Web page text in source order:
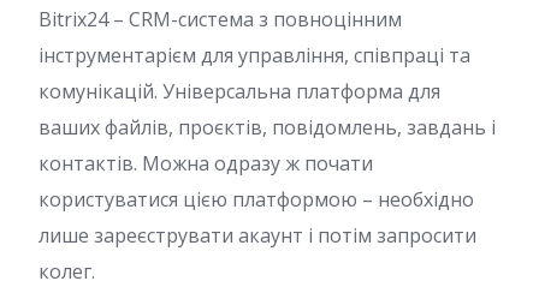
Bitrix24 – CRM-система з повноцінним
інструментарієм для управління, співпраці та
комунікацій. Універсальна платформа для
ваших файлів, проєктів, повідомлень, завдань і
контактів. Можна одразу ж почати
користуватися цією платформою – необхідно
лише зареєструвати акаунт і потім запросити
колег.